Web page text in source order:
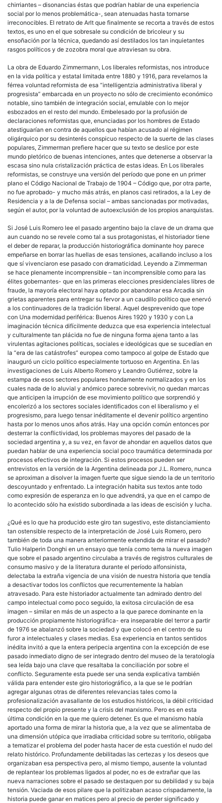
chirriantes – disonancias éstas que podrían hablar de una experiencia
social por lo menos problemática-, sean atenuadas hasta tornarse
irreconocibles. El retrato de Arlt que finalmente se recorta a través de estos
textos, es uno en el que sobresale su condición de bricoleur y su
ensoñación por la técnica, quedando así destilados los tan inquietantes
rasgos políticos y de zozobra moral que atraviesan su obra.
La obra de Eduardo Zimmermann, Los liberales reformistas, nos introduce
en la vida política y estatal limitada entre 1880 y 1916, para revelarnos la
férrea voluntad reformista de esa “intelligentzia administrativa liberal y
progresista” embarcada en un proyecto no sólo de crecimiento económico
notable, sino también de integración social, emulable con lo mejor
esbozados en el resto del mundo. Embelesado por la profusión de
declaraciones reformistas que, enunciadas por los hombres de Estado
atestiguarían en contra de aquellos que habían acusado al régimen
oligárquico por su desinterés conspicuo respecto de la suerte de las clases
populares, Zimmerman prefiere hacer que su texto se deslice por este
mundo pletórico de buenas intenciones, antes que detenerse a observar la
escasa sino nula cristalización práctica de estas ideas. En Los liberales
reformistas, se construye una versión del período que pone en un primer
plano el Código Nacional de Trabajo de 1904 – Código que, por otra parte,
no fue aprobado- y mucho más atrás, en planos casi retirados, a la Ley de
Residencia y a la de Defensa social – ambas sancionadas por motivadas,
según el autor, por la voluntad de autoexclusión de los propios anarquistas.
Si José Luis Romero lee el pasado argentino bajo la clave de un drama que
aun cuando no se revele como tal a sus protagonistas, el historiador tiene
el deber de reparar, la producción historiográfica dominante hoy parece
empeñarse en borrar las huellas de esas tensiones, acallando incluso a los
que sí vivenciaron ese pasado con dramaticidad. Leyendo a Zimmerman
se hace plenamente incomprensible – tan incomprensible como para las
élites gobernantes- que en las primeras elecciones presidenciales libres de
fraude, la mayoría electoral haya optado por abandonar esa Arcadia sin
grietas aparentes para entregar su fervor a un caudillo político que enervó
a los continuadores de la tradición liberal. Aquel desprevenido que tope
con Una modernidad periférica: Buenos Aires 1920 y 1930 y con La
imaginación técnica difícilmente deduzca que esa experiencia intelectual
y culturalmente tan plácida no fue de ninguna forma ajena tanto a las
virulentas agitaciones políticas, sociales e ideológicas que se sucedían en
la “era de las catástrofes” europea como tampoco al golpe de Estado que
inauguró un ciclo político especialmente tortuoso en Argentina. En las
investigaciones de Luis Alberto Romero y Leandro Gutiérrez, sobre la
estampa de esos sectores populares hondamente normalizados y en los
cuales nada de lo aluvial y anómico parece sobrevivir, no quedan marcas
que anticipen la irrupción de ese movimiento político que sorprendió y
encolerizó a los sectores sociales identificados con el liberalismo y el
progresismo, para luego tensar inéditamente el devenir político argentino
hasta por lo menos unos años atrás. Hay una opción común entonces por
desterrar la conflictividad, los problemas mayores del pasado de la
sociedad argentina y, a su vez, en favor de ahondar en aquellos datos que
puedan hablar de una experiencia social poco traumática determinada por
procesos efectivos de integración. Si estos procesos pueden ser
entrevistos en la versión de la Argentina delineada por J.L. Romero, nunca
se aproximan a disolver la imagen fuerte que sigue siendo la de un territorio
descoyuntado y enfrentado. La integración habita sus textos ante todo
como expresión de esperanza en lo que advendrá, ya que en el campo de
lo acontecido sólo ha existido subordinada a las ideas de escisión y lucha.
¿Qué es lo que ha producido este giro tan sugestivo, este distanciamiento
tan ostensible respecto de la interpretación de José Luis Romero, pero
también de toda una manera anteriormente extendida de mirar el pasado?
Tulio Halperin Donghi en un ensayo que tenía como tema la nueva imagen
que sobre el pasado argentino circulaba a través de registros culturales de
consumo masivo y de la literatura durante el período alfonsinista,
delectaba la extraña vigencia de una visión de nuestra historia que tendía
a desactivar todos los conflictos que recurrentemente la habían
atravesado. Para este historiador actualmente tan admirado dentro del
campo intelectual como poco seguido, la exitosa circulación de esa
imagen – similar en más de un aspecto a la que parece dominante en la
producción propiamente historiográfica- era inseparable del terror a partir
de 1976 se abalanzó sobre la sociedad y que colocó en el centro de su
furor a intelectuales y clases medias. Esa experiencia en tantos sentidos
inédita invitó a que la entera peripecia argentina con la excepción de ese
pasado inmediato digno de ser integrado dentro del museo de la teratología
sea leída bajo una clave que resaltaba la conciliación por sobre el
conflicto. Seguramente esta puede ser una senda explicativa también
válida para entender este giro historiográfico, a la que se le podrían
agregar algunas otras de diferentes relevancias tales como la
profesionalización avasallante de los estudios históricos, la débil criticidad
respecto del propio presente y la crisis del marxismo. Pero es en esta
última condición en la que me quiero detener. Es que el marxismo había
aportado una forma de mirar la historia que, a la vez que se alimentaba de
una dimensión utópica que irradiaba criticidad sobre su territorio, obligaba
a tematizar el problema del poder hasta hacer de esta cuestión el nudo del
relato histórico. Profundamente debilitadas las certezas y los deseos que
organizaban esa perspectiva pero, al mismo tiempo, ausente la voluntad
de replantear los problemas ligados al poder, no es de extrañar que las
nueva narraciones sobre el pasado se destaquen por su debilidad y su baja
tensión. Vaciada de esos pilare que la politizaban acaso crispadamente, la
historia puede ganar en matices pero al precio de perder significado y